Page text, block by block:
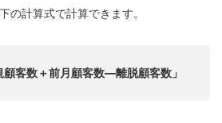
の計算式で計算できます。
客数＋前月顧客数―離脱顧客数」